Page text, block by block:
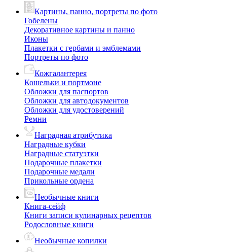
Картины, панно, портреты по фото
Гобелены
Декоративное картины и панно
Иконы
Плакетки с гербами и эмблемами
Портреты по фото
Кожгалантерея
Кошельки и портмоне
Обложки для паспортов
Обложки для автодокументов
Обложки для удостоверений
Ремни
Наградная атрибутика
Наградные кубки
Наградные статуэтки
Подарочные плакетки
Подарочные медали
Прикольные ордена
Необычные книги
Книга-сейф
Книги записи кулинарных рецептов
Родословные книги
Необычные копилки